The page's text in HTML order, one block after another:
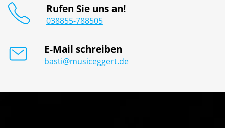
Rufen Sie uns an!
038855-788505
E-Mail schreiben
basti@musiceggert.de